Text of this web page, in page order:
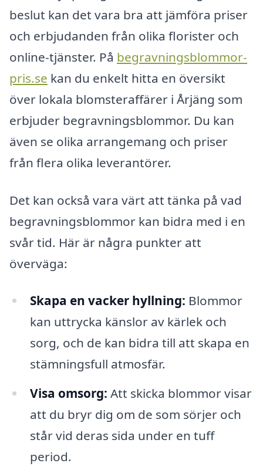
beslut kan det vara bra att jämföra priser
och erbjudanden från olika florister och
online-tjänster. På begravningsblommor-
pris.se kan du enkelt hitta en översikt
över lokala blomsteraffärer i Årjäng som
erbjuder begravningsblommor. Du kan
även se olika arrangemang och priser
från flera olika leverantörer.
Det kan också vara värt att tänka på vad
begravningsblommor kan bidra med i en
svår tid. Här är några punkter att
överväga:
Skapa en vacker hyllning: Blommor
kan uttrycka känslor av kärlek och
sorg, och de kan bidra till att skapa en
stämningsfull atmosfär.
Visa omsorg: Att skicka blommor visar
att du bryr dig om de som sörjer och
står vid deras sida under en tuff
period.